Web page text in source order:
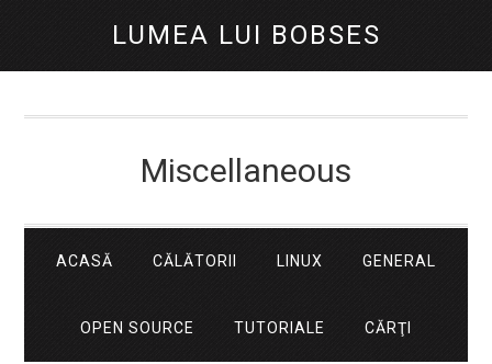
LUMEA LUI BOBSES
Miscellaneous
ACASĂ CĂLĂTORII LINUX GENERAL
OPEN SOURCE TUTORIALE CĂRŢI